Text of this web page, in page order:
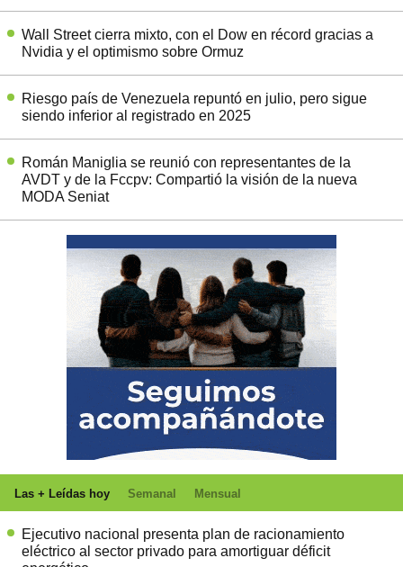
Wall Street cierra mixto, con el Dow en récord gracias a
Nvidia y el optimismo sobre Ormuz
Riesgo país de Venezuela repuntó en julio, pero sigue
siendo inferior al registrado en 2025
Román Maniglia se reunió con representantes de la
AVDT y de la Fccpv: Compartió la visión de la nueva
MODA Seniat
Las + Leídas hoy Semanal Mensual
Ejecutivo nacional presenta plan de racionamiento
eléctrico al sector privado para amortiguar déficit